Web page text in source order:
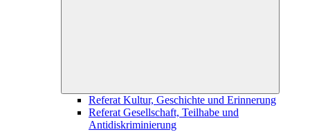
Referat Kultur, Geschichte und Erinnerung
Referat Gesellschaft, Teilhabe und
Antidiskriminierung